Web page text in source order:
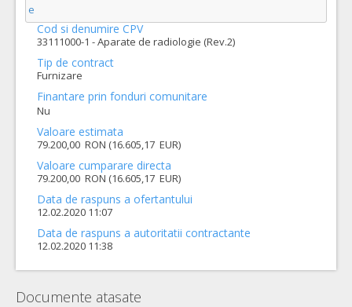
e
Cod si denumire CPV
33111000-1 - Aparate de radiologie (Rev.2)
Tip de contract
Furnizare
Finantare prin fonduri comunitare
Nu
Valoare estimata
79.200,00 RON (16.605,17 EUR)
Valoare cumparare directa
79.200,00 RON (16.605,17 EUR)
Data de raspuns a ofertantului
12.02.2020 11:07
Data de raspuns a autoritatii contractante
12.02.2020 11:38
Documente atasate